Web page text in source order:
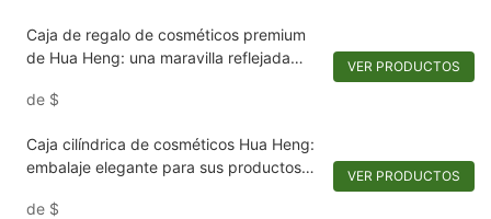
Caja de regalo de cosméticos premium
de Hua Heng: una maravilla reflejada
de $
VER PRODUCTOS
Caja cilíndrica de cosméticos Hua Heng:
embalaje elegante para sus productos
de $
VER PRODUCTOS